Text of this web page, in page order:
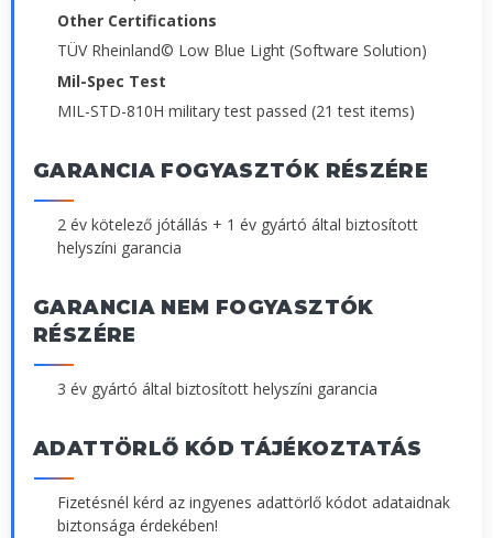
Other Certifications
TÜV Rheinland© Low Blue Light (Software Solution)
Mil-Spec Test
MIL-STD-810H military test passed (21 test items)
GARANCIA FOGYASZTÓK RÉSZÉRE
2 év kötelező jótállás + 1 év gyártó által biztosított
helyszíni garancia
GARANCIA NEM FOGYASZTÓK
RÉSZÉRE
3 év gyártó által biztosított helyszíni garancia
ADATTÖRLŐ KÓD TÁJÉKOZTATÁS
Fizetésnél kérd az ingyenes adattörlő kódot adataidnak
biztonsága érdekében!